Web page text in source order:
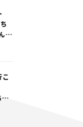
ょ